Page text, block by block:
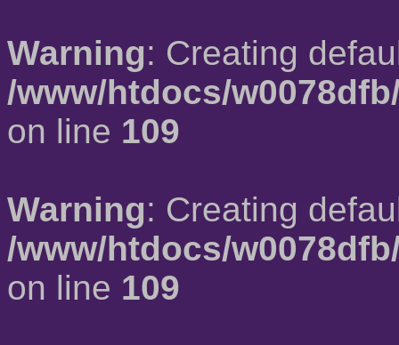
Warning: Creating
/www/htdocs/
on line 109
Warning: Creating
/www/htdocs/
on line 109